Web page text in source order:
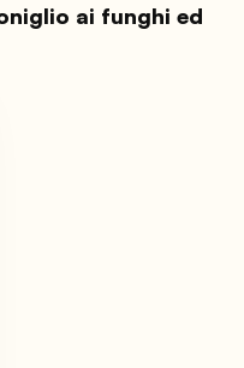
ai funghi ed